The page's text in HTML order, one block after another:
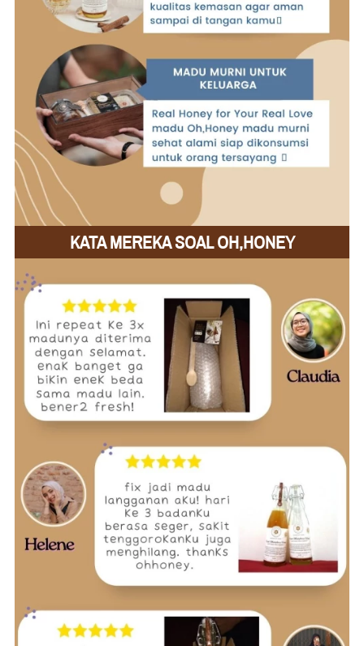
KATA MEREKA SOAL OH,HONEY